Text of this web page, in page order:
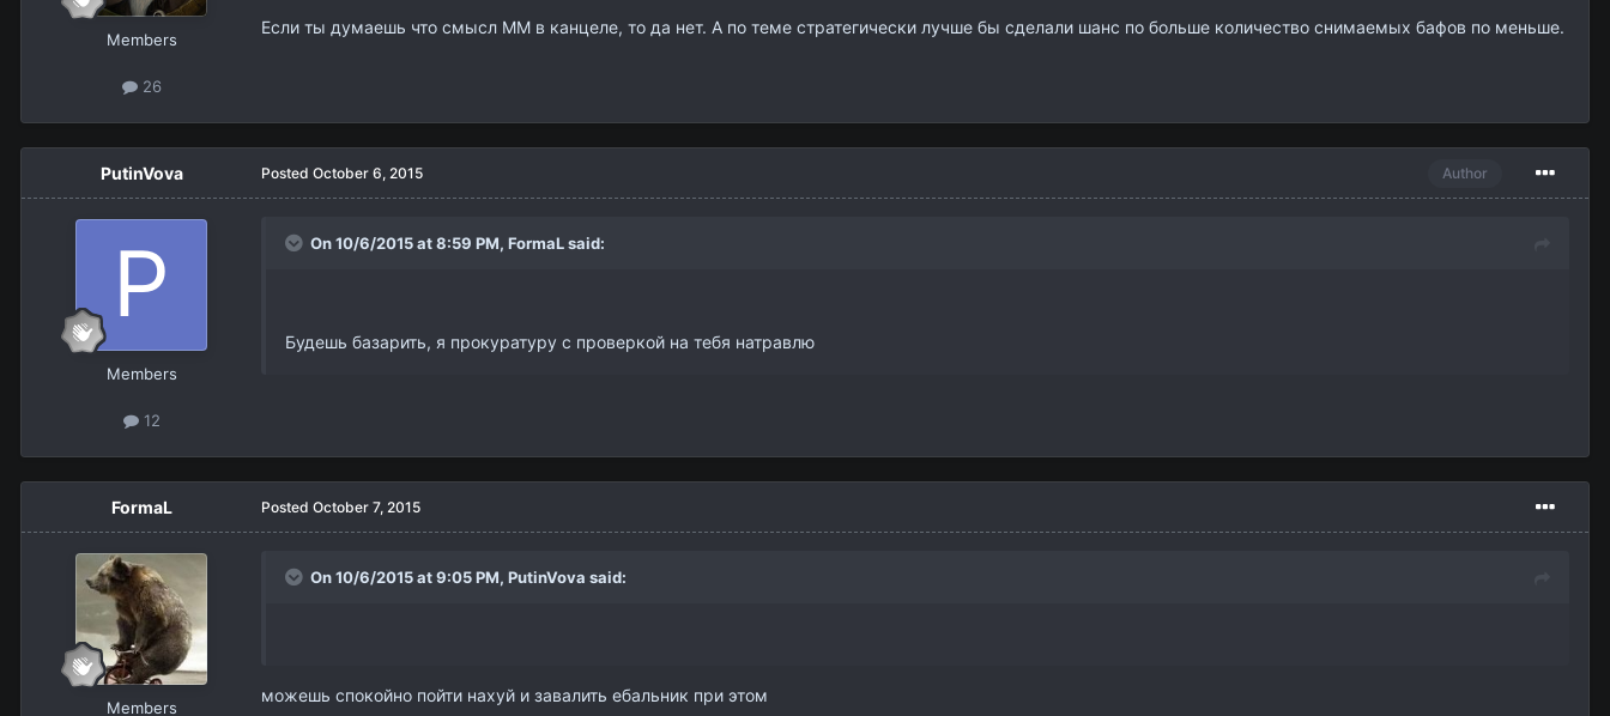
Members
26
Если ты думаешь что смысл ММ в канцеле, то да нет. А по теме стратегически лучше бы сделали шанс по больше количество снимаемых бафов по меньше.
PutinVova
Members
12
Author
Posted October 6, 2015
On 10/6/2015 at 8:59 PM, FormaLsaid:
Будешь базарить, я прокуратуру с проверкой на тебя натравлю
FormaL
Members
Posted October 7, 2015
On 10/6/2015 at 9:05 PM, PutinVova said:
можешь спокойно пойти нахуй и завалить ебальник при этом